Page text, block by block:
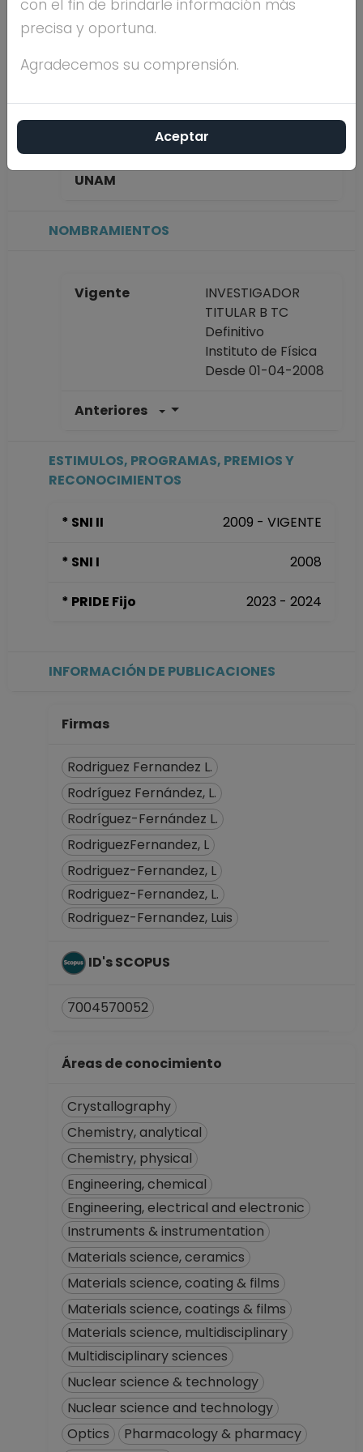
FERNANDEZ
estudios
Antigüedad
UNAM
NOMBRAMIENTOS
Vigente
INVESTIGADOR
TITULAR B TC
Definitivo
Instituto de Física
Desde 01-04-2008
Anteriores
Instituto de Física
registros en el SIIA)
ESTIMULOS, PROGRAMAS, PREMIOS Y
RECONOCIMIENTOS
* SNI II 2009 - VIGENTE
* SNI I 2008
* PRIDE Fijo 2023 - 2024
INFORMACIÓN DE PUBLICACIONES
Firmas
Rodriguez Fernandez L.
Rodríguez Fernández, L.
Rodríguez-Fernández L.
RodriguezFernandez, L
Rodriguez-Fernandez, L
Rodriguez-Fernandez, L.
Rodriguez-Fernandez, Luis
ID's SCOPUS
7004570052
Áreas de conocimiento
Crystallography
Chemistry, analytical
Chemistry, physical
Engineering, chemical
Engineering, electrical and electronic
Instruments & instrumentation
Materials science, ceramics
Materials science, coating & films
Materials science, coatings & films
Materials science, multidisciplinary
Multidisciplinary sciences
Nuclear science & technology
Nuclear science and technology
Optics
Pharmacology & pharmacy
con el fin de brindarle información más
precisa y oportuna.
Agradecemos su comprensión.
Aceptar